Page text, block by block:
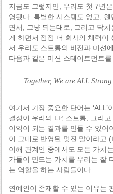
지금도 그렇지만, 우리도 첫 7년
영됐다. 특별한 시스템도 없고,
면서, 그냥 되는대로, 그리고 닥
게 하면서 점점 더 회사의 체력이
서 우리도 스트롱의 비전과 미션
다음과 같은 미션 스테이트먼트
Together, We are ALL Strong
여기서 가장 중요한 단어는
결정이 우리의 LP, 스트롱, 그리
이익이 되는 결과를 만들 수 있어
이 그대로 반영된 멋진 말이라고
이해 관계인 중에서도 모든 가치
가들이 만드는 가치를 우리는 잘
는 역할을 하는 사람들이다.
연예인이 존재할 수 있는 이유는